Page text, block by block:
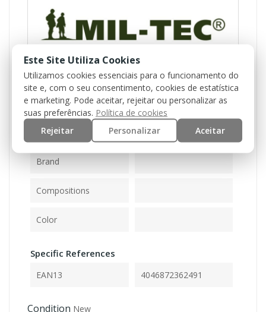
Reference 11019007
Data Sheet
Brand
Compositions
Color
Specific References
EAN13 4046872362491
Condition New
Este Site Utiliza Cookies
Utilizamos cookies essenciais para o funcionamento do
site e, com o seu consentimento, cookies de estatística
e marketing. Pode aceitar, rejeitar ou personalizar as
suas preferências. Política de cookies
Rejeitar
Personalizar Aceitar